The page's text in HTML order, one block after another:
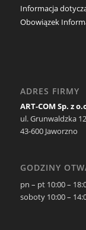
Informacja
Obowiązek
ADRES FIRMY
ART-COM Sp. z
ul. Grunwaldzka
43-600 Jaworzno
GODZINY
pn – pt 10:00 –
soboty 10:00 –